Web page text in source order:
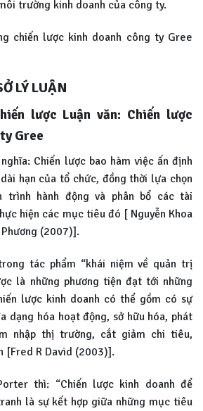
trường kinh doanh của công ty.
chiến lược kinh doanh công ty Gree
LÝ LUẬN
lược Luận văn: Chiến lược
Gree
Chiến lược bao hàm việc ấn định
hạn của tổ chức, đồng thời lựa chọn
trình hành động và phân bổ các tài
hiện các mục tiêu đó [ Nguyễn Khoa
(2007)].
tác phẩm “khái niệm về quản trị
là những phương tiện đạt tới những
lược kinh doanh có thể gồm có sự
dạng hóa hoạt động, sở hữu hóa, phát
nhập thị trường, cắt giảm chi tiêu,
[Fred R David (2003)].
thì: “Chiến lược kinh doanh để
là sự kết hợp giữa những mục tiêu